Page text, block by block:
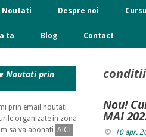
Noutati Despre noi
ta Blog Contact
Nou!
MAI
10 apr.
Noutati prin
prin email noutati
organizate in zona
sa va abonati AICI